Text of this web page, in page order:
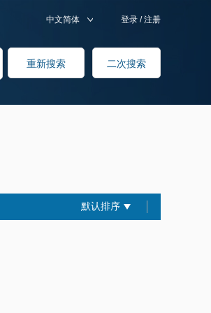
登录 /注册
中文简体
默认排序